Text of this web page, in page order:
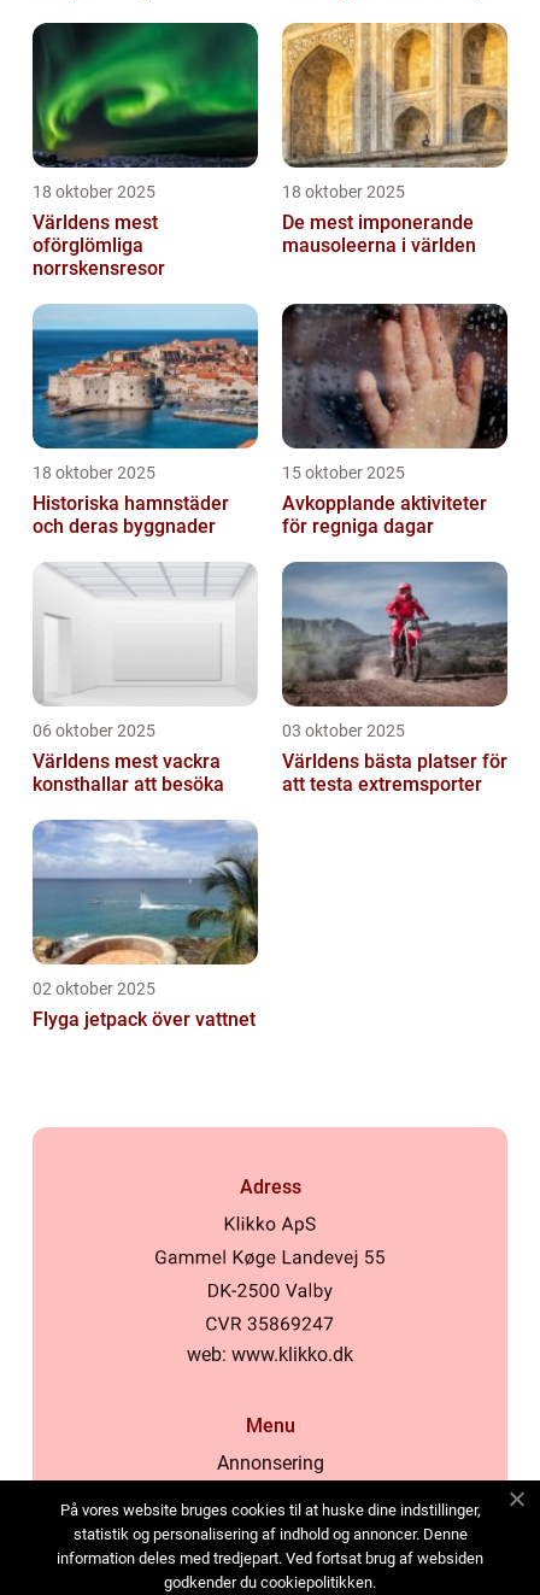
18 oktober 2025
Världens mest
oförglömliga
norrskensresor
18 oktober 2025
De mest imponerande
mausoleerna i världen
18 oktober 2025
Historiska hamnstäder
och deras byggnader
15 oktober 2025
Avkopplande aktiviteter
för regniga dagar
06 oktober 2025
Världens mest vackra
konsthallar att besöka
03 oktober 2025
Världens bästa platser för
att testa extremsporter
02 oktober 2025
Flyga jetpack över vattnet
Adress
web: www.klikko.dk
Menu
Annonsering
Cookies
Kontakta oss
På vores website bruges cookies til at huske dine indstillinger,
statistik og personalisering af indhold og annoncer. Denne
information deles med tredjepart. Ved fortsat brug af websiden
godkender du cookiepolitikken.